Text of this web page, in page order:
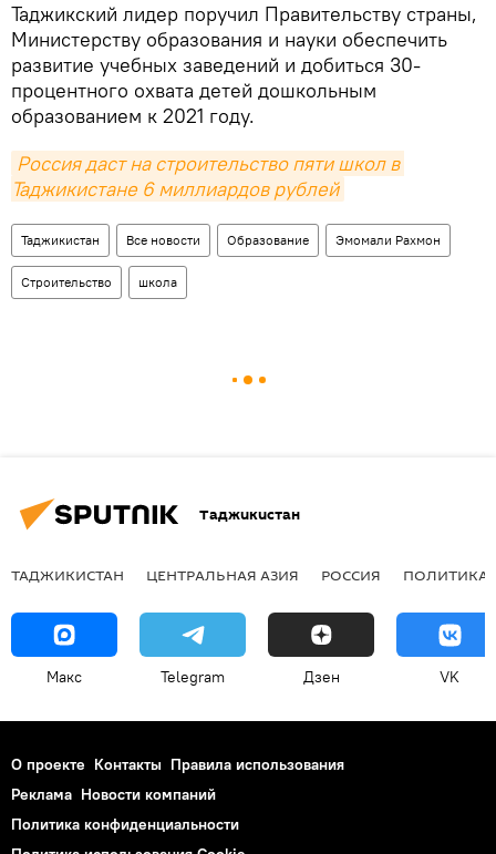
Таджикский лидер поручил Правительству страны,
Министерству образования и науки обеспечить
развитие учебных заведений и добиться 30-
процентного охвата детей дошкольным
образованием к 2021 году.
Россия даст на строительство пяти школ в
Таджикистане 6 миллиардов рублей
Таджикистан Все новости Образование Эмомали Рахмон
Строительство школа
Таджикистан
ТАДЖИКИСТАН ЦЕНТРАЛЬНАЯ АЗИЯ РОССИЯ ПОЛИТИКА
Макс Telegram Дзен VK
О проекте Контакты Правила использования
Реклама Новости компаний
Политика конфиденциальности